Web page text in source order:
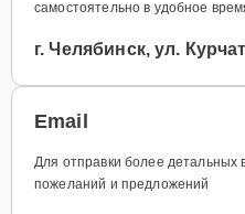
самостоятельно в удобное
г. Челябинск, ул.
Email
Для отправки более детальных
пожеланий и предложений